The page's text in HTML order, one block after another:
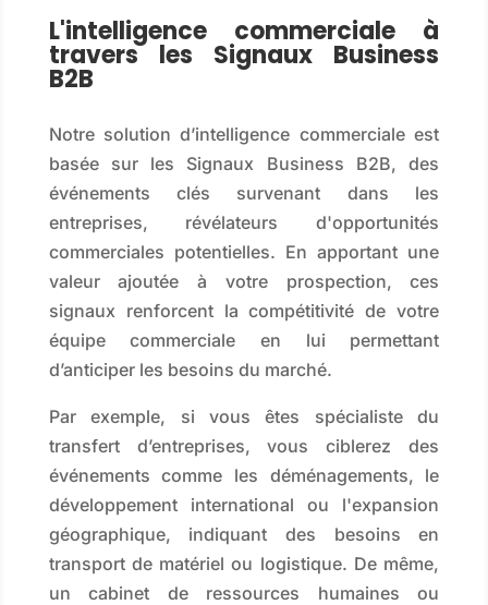
L'intelligence commerciale à
travers les Signaux Business
B2B
Notre solution d’intelligence commerciale est
basée sur les Signaux Business B2B, des
événements clés survenant dans les
entreprises, révélateurs d'opportunités
commerciales potentielles. En apportant une
valeur ajoutée à votre prospection, ces
signaux renforcent la compétitivité de votre
équipe commerciale en lui permettant
d’anticiper les besoins du marché.
Par exemple, si vous êtes spécialiste du
transfert d’entreprises, vous ciblerez des
événements comme les déménagements, le
développement international ou l'expansion
géographique, indiquant des besoins en
transport de matériel ou logistique. De même,
un cabinet de ressources humaines ou